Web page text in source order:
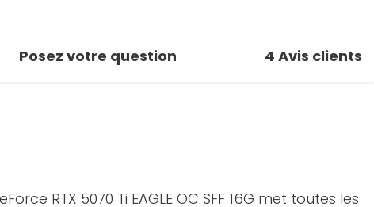
Posez votre question 4 Avis clients
RTX 5070 Ti EAGLE OC SFF 16G met toutes les